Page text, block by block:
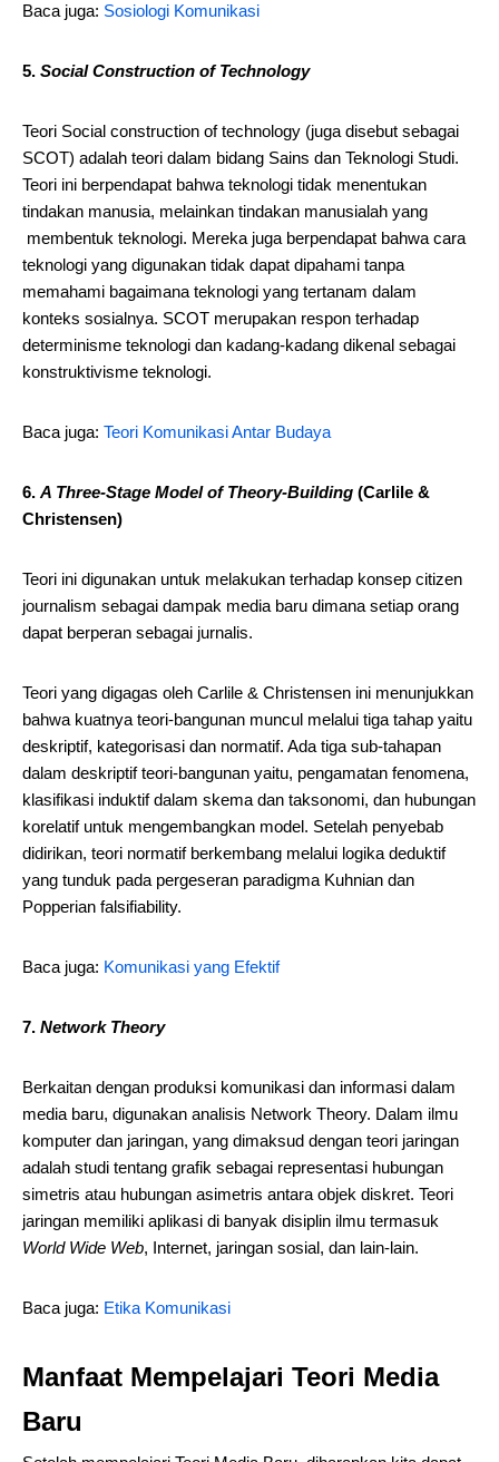
Baca juga: Sosiologi Komunikasi
5. Social Construction of Technology
Teori Social construction of technology (juga disebut sebagai
SCOT) adalah teori dalam bidang Sains dan Teknologi Studi.
Teori ini berpendapat bahwa teknologi tidak menentukan
tindakan manusia, melainkan tindakan manusialah yang
membentuk teknologi. Mereka juga berpendapat bahwa cara
teknologi yang digunakan tidak dapat dipahami tanpa
memahami bagaimana teknologi yang tertanam dalam
konteks sosialnya. SCOT merupakan respon terhadap
determinisme teknologi dan kadang-kadang dikenal sebagai
konstruktivisme teknologi.
Baca juga: Teori Komunikasi Antar Budaya
6. A Three-Stage Model of Theory-Building (Carlile &
Christensen)
Teori ini digunakan untuk melakukan terhadap konsep citizen
journalism sebagai dampak media baru dimana setiap orang
dapat berperan sebagai jurnalis.
Teori yang digagas oleh Carlile & Christensen ini menunjukkan
bahwa kuatnya teori-bangunan muncul melalui tiga tahap yaitu
deskriptif, kategorisasi dan normatif. Ada tiga sub-tahapan
dalam deskriptif teori-bangunan yaitu, pengamatan fenomena,
klasifikasi induktif dalam skema dan taksonomi, dan hubungan
korelatif untuk mengembangkan model. Setelah penyebab
didirikan, teori normatif berkembang melalui logika deduktif
yang tunduk pada pergeseran paradigma Kuhnian dan
Popperian falsifiability.
Baca juga: Komunikasi yang Efektif
7. Network Theory
Berkaitan dengan produksi komunikasi dan informasi dalam
media baru, digunakan analisis Network Theory. Dalam ilmu
komputer dan jaringan, yang dimaksud dengan teori jaringan
adalah studi tentang grafik sebagai representasi hubungan
simetris atau hubungan asimetris antara objek diskret. Teori
jaringan memiliki aplikasi di banyak disiplin ilmu termasuk
World Wide Web, Internet, jaringan sosial, dan lain-lain.
Baca juga: Etika Komunikasi
Manfaat Mempelajari Teori Media
Baru